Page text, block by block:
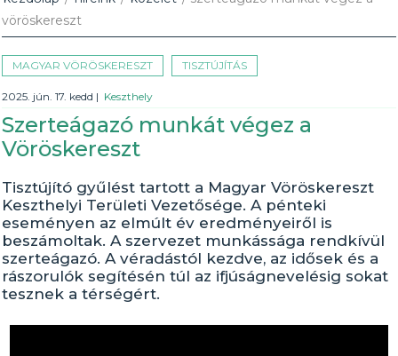
vöröskereszt
MAGYAR VÖRÖSKERESZT TISZTÚJÍTÁS
2025. jún. 17. kedd | Keszthely
Szerteágazó munkát végez a
Vöröskereszt
Tisztújító gyűlést tartott a Magyar Vöröskereszt
Keszthelyi Területi Vezetősége. A pénteki
eseményen az elmúlt év eredményeiről is
beszámoltak. A szervezet munkássága rendkívül
szerteágazó. A véradástól kezdve, az idősek és a
rászorulók segítésén túl az ifjúságnevelésig sokat
tesznek a térségért.